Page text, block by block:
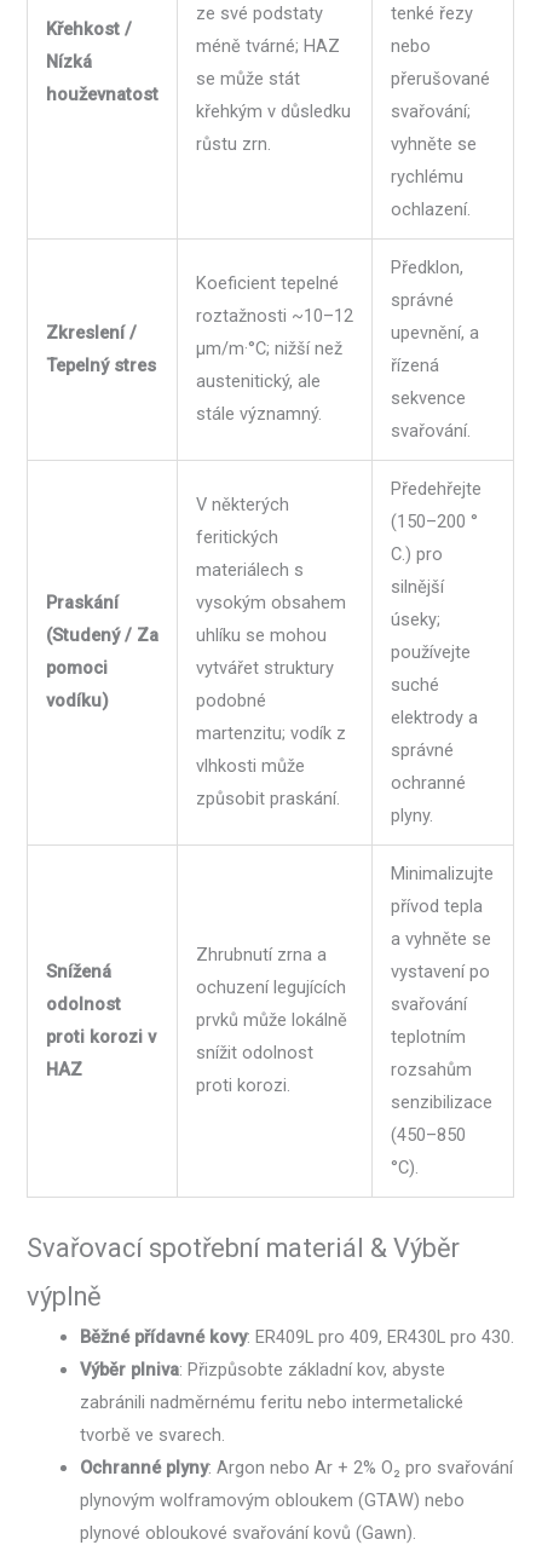
Křehkost /
Nízká
houževnatost
ze své podstaty
méně tvárné; HAZ
se může stát
křehkým v důsledku
růstu zrn.
tenké řezy
nebo
přerušované
svařování;
vyhněte se
rychlému
ochlazení.
Zkreslení /
Tepelný stres
Koeficient tepelné
roztažnosti ~10–12
µm/m·°C; nižší než
austenitický, ale
stále významný.
Předklon,
správné
upevnění, a
řízená
sekvence
svařování.
Praskání
(Studený / Za
pomoci
vodíku)
V některých
feritických
materiálech s
vysokým obsahem
uhlíku se mohou
vytvářet struktury
podobné
martenzitu; vodík z
vlhkosti může
způsobit praskání.
Předehřejte
(150–200 °
C.) pro
silnější
úseky;
používejte
suché
elektrody a
správné
ochranné
plyny.
Snížená
odolnost
proti korozi v
HAZ
Zhrubnutí zrna a
ochuzení legujících
prvků může lokálně
snížit odolnost
proti korozi.
Minimalizujte
přívod tepla
a vyhněte se
vystavení po
svařování
teplotním
rozsahům
senzibilizace
(450–850
°C).
Svařovací spotřební materiál & Výběr
výplně
Běžné přídavné kovy: ER409L pro 409, ER430L pro 430.
Výběr plniva: Přizpůsobte základní kov, abyste
zabránili nadměrnému feritu nebo intermetalické
tvorbě ve svarech.
Ochranné plyny: Argon nebo Ar + 2% O₂ pro svařování
plynovým wolframovým obloukem (GTAW) nebo
plynové obloukové svařování kovů (Gawn).